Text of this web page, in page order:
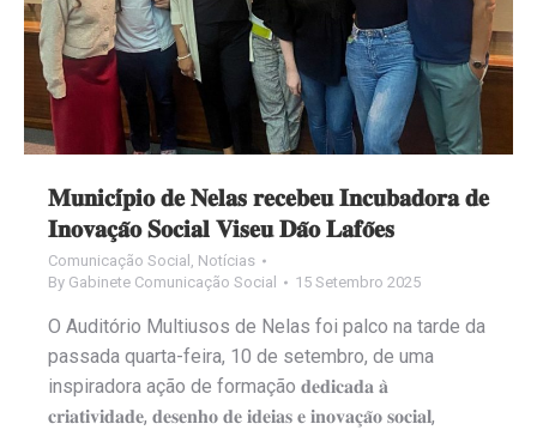
𝐌𝐮𝐧𝐢𝐜𝐢́𝐩𝐢𝐨 𝐝𝐞 𝐍𝐞𝐥𝐚𝐬 𝐫𝐞𝐜𝐞𝐛𝐞𝐮 𝐈𝐧𝐜𝐮𝐛𝐚𝐝𝐨𝐫𝐚 𝐝𝐞
𝐈𝐧𝐨𝐯𝐚𝐜̧𝐚̃𝐨 𝐒𝐨𝐜𝐢𝐚𝐥 𝐕𝐢𝐬𝐞𝐮 𝐃𝐚̃𝐨 𝐋𝐚𝐟𝐨̃𝐞𝐬
Comunicação Social , Notícias
By Gabinete Comunicação Social 15 Setembro 2025
O Auditório Multiusos de Nelas foi palco na tarde da
passada quarta-feira, 10 de setembro, de uma
inspiradora ação de formação 𝐝𝐞𝐝𝐢𝐜𝐚𝐝𝐚 𝐚̀
𝐜𝐫𝐢𝐚𝐭𝐢𝐯𝐢𝐝𝐚𝐝𝐞, 𝐝𝐞𝐬𝐞𝐧𝐡𝐨 𝐝𝐞 𝐢𝐝𝐞𝐢𝐚𝐬 𝐞 𝐢𝐧𝐨𝐯𝐚𝐜̧𝐚̃𝐨 𝐬𝐨𝐜𝐢𝐚𝐥,